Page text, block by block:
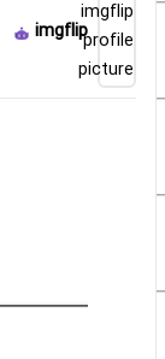
imgflip